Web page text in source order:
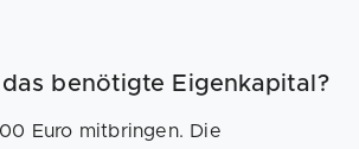
benötigte Eigenkapital?
Euro mitbringen. Die